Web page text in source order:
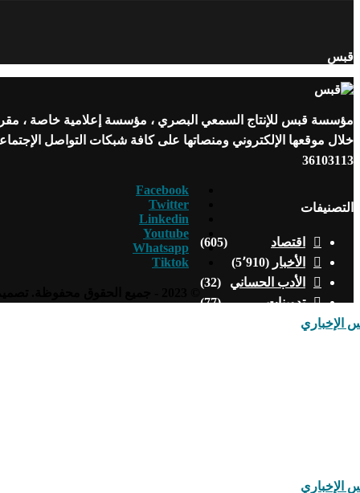
قبس
مؤسسة قبس للإنتاج السمعي البصري ، مؤسسة إعلامية خاصة ،
خلال موقعها الإلكتروني ومنصاتها على كافة شبكات التواصل
36103113
التصنيفات
اقتصاد
(605)
الأخبار (5٬910)
الأدب الحساني
(32)
تدوينات
(77)
تقارير وتحقيقات
منوعات
Facebook
Twitter
Linkedin
Youtube
Whatsapp
Tiktok